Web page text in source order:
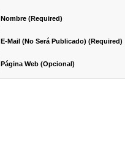
Nombre (required)
E-Mail (no Será Publicado) (required)
Página Web (opcional)